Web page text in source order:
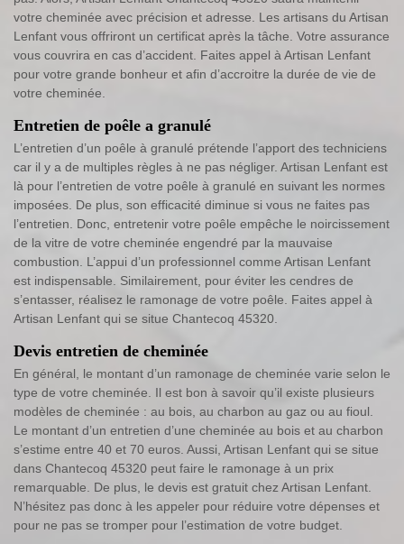
votre cheminée avec précision et adresse. Les artisans du Artisan
Lenfant vous offriront un certificat après la tâche. Votre assurance
vous couvrira en cas d’accident. Faites appel à Artisan Lenfant
pour votre grande bonheur et afin d’accroitre la durée de vie de
votre cheminée.
Entretien de poêle a granulé
L’entretien d’un poêle à granulé prétende l’apport des techniciens
car il y a de multiples règles à ne pas négliger. Artisan Lenfant est
là pour l’entretien de votre poêle à granulé en suivant les normes
imposées. De plus, son efficacité diminue si vous ne faites pas
l’entretien. Donc, entretenir votre poêle empêche le noircissement
de la vitre de votre cheminée engendré par la mauvaise
combustion. L’appui d’un professionnel comme Artisan Lenfant
est indispensable. Similairement, pour éviter les cendres de
s’entasser, réalisez le ramonage de votre poêle. Faites appel à
Artisan Lenfant qui se situe Chantecoq 45320.
Devis entretien de cheminée
En général, le montant d’un ramonage de cheminée varie selon le
type de votre cheminée. Il est bon à savoir qu’il existe plusieurs
modèles de cheminée : au bois, au charbon au gaz ou au fioul.
Le montant d’un entretien d’une cheminée au bois et au charbon
s’estime entre 40 et 70 euros. Aussi, Artisan Lenfant qui se situe
dans Chantecoq 45320 peut faire le ramonage à un prix
remarquable. De plus, le devis est gratuit chez Artisan Lenfant.
N’hésitez pas donc à les appeler pour réduire votre dépenses et
pour ne pas se tromper pour l’estimation de votre budget.